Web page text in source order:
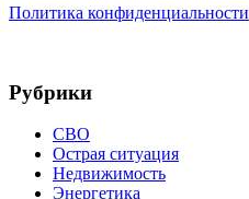
Политика конфиденциальности
Рубрики
СВО
Острая ситуация
Недвижимость
Энергетика